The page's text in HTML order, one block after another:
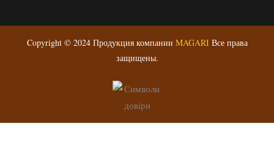
Copyright © 2024 Продукция компании MAGARI Все права
защищены.